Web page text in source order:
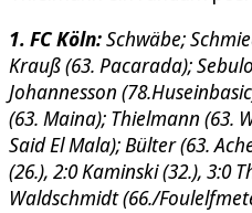
1. FC Köln:Schwäbe;
Krauß (63. Pacarada);
Johannesson
(63. Maina); Thielmann (63.
Said El Mala); Bülter (63.
(26.), 2:0 Kaminski (32.), 3:0
Waldschmidt (66./